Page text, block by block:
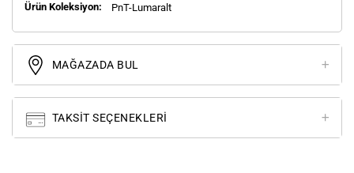
Ürün Koleksiyon:
PnT-Lumaralt
MAĞAZADA BUL
TAKSIT SEÇENEKLERI